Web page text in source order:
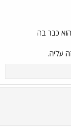
עליה.